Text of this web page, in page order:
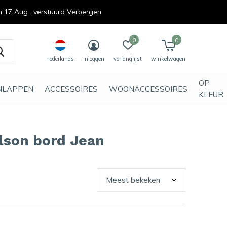
ACCESSOIRES WOONACCESSOIRES
OP
KLEUR
nederlands inloggen verlanglijst
0
winkelwagen
0
bord Jean
Aug . verstuurd Verbergen